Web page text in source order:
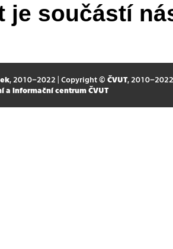
je součástí
, 2010–2022 | Copyright © ČVUT, 2010–2022
a informační centrum ČVUT